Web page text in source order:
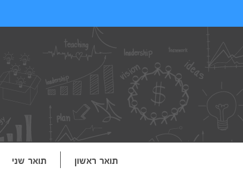
תואר ראשון תואר שני